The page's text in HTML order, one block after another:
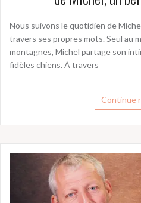
Nous suivons le quotidien de
travers ses propres mots. Seul au
montagnes, Michel partage son
fidèles chiens. À travers
Continue